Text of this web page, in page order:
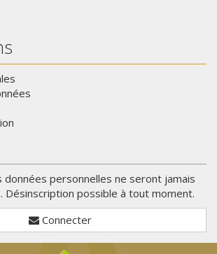
données personnelles ne seront jamais
Désinscription possible à tout moment.
Connecter